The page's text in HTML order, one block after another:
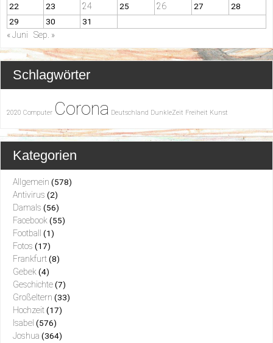
22
23 24 25 26 27
28
29
30 31
« Juni Sep. »
Schlagwörter
2020 Computer Corona Deutschland DunkleZeit Freiheit Kunst
Kategorien
Allgemein (578)
Antivirus (2)
Damals (56)
Facebook (55)
Football (1)
Fotos (17)
Frankfurt (8)
Gebek (4)
Geschichte (7)
Großeltern (33)
Hochzeit (17)
Isabel (576)
Joshua (364)